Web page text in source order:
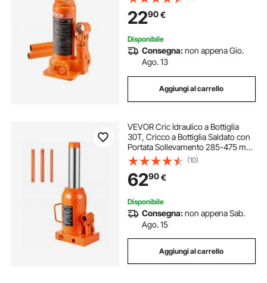
Manuale con Pompa per Auto,
Camion, SUV, Arancione
2290€
Disponibile
Consegna:non appena Gio.
Ago. 13
Aggiungi al carrello
VEVOR Cric Idraulico a Bottiglia
30T, Cricco a Bottiglia Saldato con
Portata Sollevamento 285-475 mm
e Maniglia Lunga a 3 Sezioni, Cric
per Pick-Up, Camper, Riparazioni
Auto, Ingegneria Industriale
(10)
6290€
Disponibile
Consegna:non appena Sab.
Ago. 15
Aggiungi al carrello